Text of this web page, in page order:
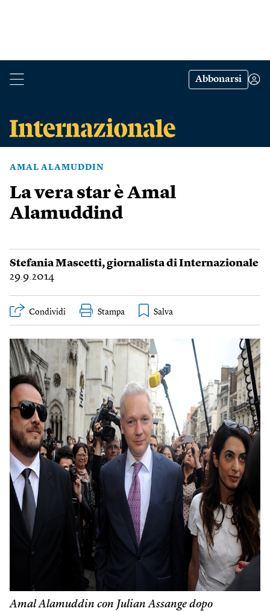
Abbonarsi
AMAL ALAMUDDIN
La vera star è Amal
Alamuddind
Stefania Mascetti, giornalista di Internazionale
29.9.2014
Condividi Stampa
Amal Alamuddin con Julian Assange dopo